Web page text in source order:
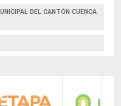
DEL CANTÓN CUENCA